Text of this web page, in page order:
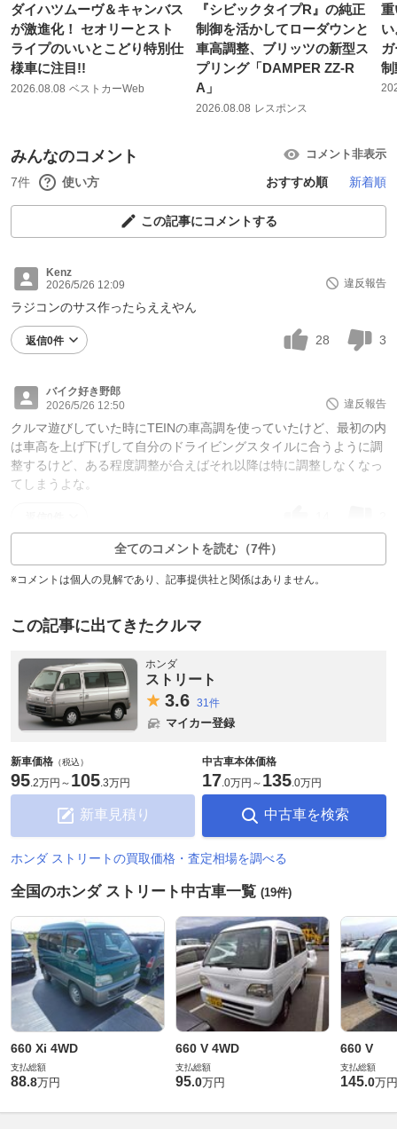
ダイハツムーヴ＆キャンバス
が激進化！ セオリーとスト
ライプのいいとこどり特別仕
様車に注目!!
2026.08.08 ベストカーWeb
『シビックタイプR』の純正
制御を活かしてローダウンと
車高調整、ブリッツの新型ス
プリング「DAMPER ZZ-R
A」
2026.08.08 レスポンス
制
みんなのコメント コメント非表示
7件 使い方 おすすめ順 新着順
この記事にコメントする
Kenz
2026/5/26 12:09
違反報告
ラジコンのサス作ったらええやん
返信0件 28 3
バイク好き野郎
2026/5/26 12:50
違反報告
クルマ遊びしていた時にTEINの車高調を使っていたけど、最初の内
は車高を上げ下げして自分のドライビングスタイルに合うように調
整するけど、ある程度調整が合えばそれ以降は特に調整しなくなっ
てしまうよな。
全てのコメントを読む（7件）
※コメントは個人の見解であり、記事提供社と関係はありません。
この記事に出てきたクルマ
ホンダ
ストリート
3.6 31件
マイカー登録
新車価格 （税込）
95.2万円 ～ 105.3万円
新車見積り
中古車本体価格
17.0万円 ～ 135.0万円
中古車を検索
ホンダ ストリートの買取価格・査定相場を調べる
全国のホンダ ストリート中古車一覧 (19件)
660 Xi 4WD
支払総額
88.8万円
660 V 4WD
支払総額
95.0万円
660 V
支払総額
145.0万円